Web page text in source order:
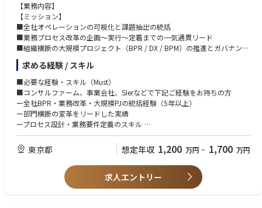
【業務内容】
【ミッション】
■全社オペレーションの可視化と課題抽出の統括
■業務プロセス改革の企画〜実行〜定着までの一気通貫リード
■組織横断の大規模プロジェクト（BPR / DX / BPM）の推進とガバナンス
確立
■自動化・標準化・シェアード化のロードマップ策定と実装
■生成AI・RPA・プロセスマイニング等の技術を活用した生産性革命の推
進
■部門長・経営層との合意形成と意思決定のドライブ
■BPR組織（5〜20名規模）のマネジメント
（1）全社BPR戦略立案
■経営課題に基づく全社業務のAs-Is可視化
■改革対象領域の優先順位付け
■3年の改革ロードマップ策定（短期〜中期）
求める経験 / スキル
■必要な経験・スキル（Must）
■コンサルファーム、事業会社、SIerなどで下記ご経験をお持ちの方
ー全社BPR・業務改革・大規模PJの統括経験（5年以上）
ー部門横断の変革をリードした実績
ープロセス設計・業務要件定義のスキル
ー経営層を巻き込むコミュニケーション力
ー5名以上の組織マネジメント経験
ーIT/DX領域の基礎理解（RPA、生成AI、SaaS、ERPなど）
■あると望ましい経験・スキル（Want)
シェアードサービス化やBPO企画の経験
東京都 想定年収 1,200 万円 ~ 1,700 万円
求人エントリー